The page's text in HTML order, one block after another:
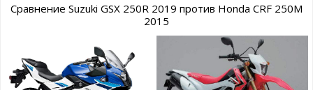
Сравнение Suzuki GSX 250R 2019 против Honda CRF 250M
2015